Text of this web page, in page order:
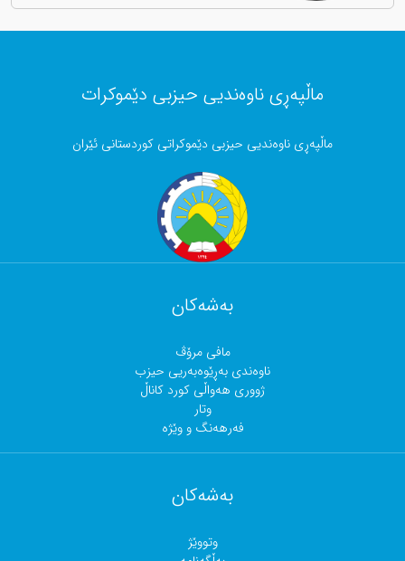
ماڵپەڕی ناوەندیی حیزبی دێموکرات
ماڵپەڕی ناوەندیی حیزبی دێموکراتی کوردستانی ئێران
بەشەکان
مافی مرۆڤ
ناوەندی بەڕێوەبەریی حیزب
ژووری هەواڵی کورد کاناڵ
وتار
فەرهەنگ و وێژە
بەشەکان
وتووێژ